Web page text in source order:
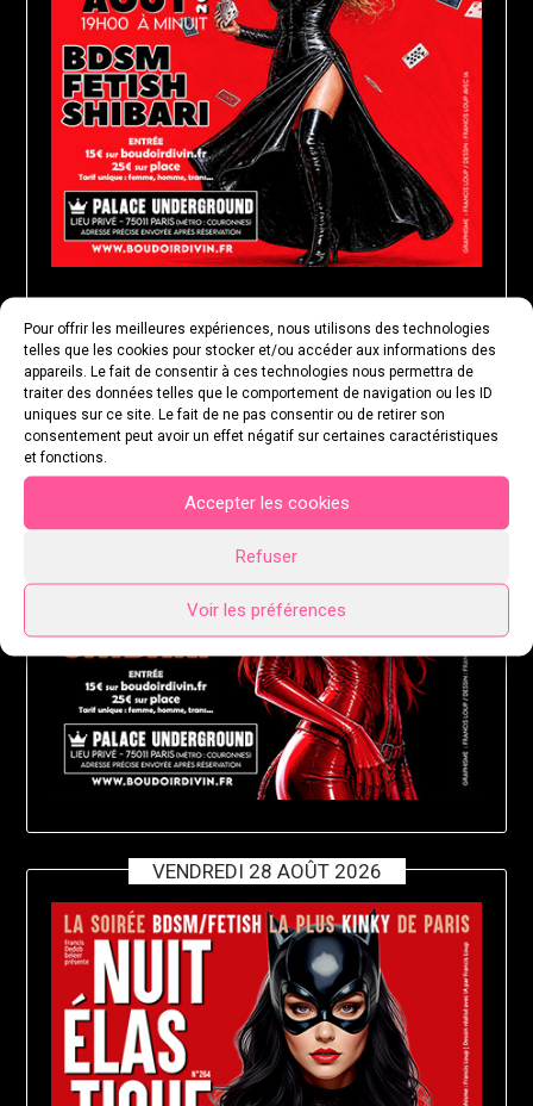
Pour offrir les meilleures expériences, nous utilisons des technologies
telles que les cookies pour stocker et/ou accéder aux informations des
appareils. Le fait de consentir à ces technologies nous permettra de
traiter des données telles que le comportement de navigation ou les ID
uniques sur ce site. Le fait de ne pas consentir ou de retirer son
consentement peut avoir un effet négatif sur certaines caractéristiques
et fonctions.
Accepter les cookies
Refuser
Voir les préférences
MARDI 25 AOÛT 2026
VENDREDI 28 AOÛT 2026